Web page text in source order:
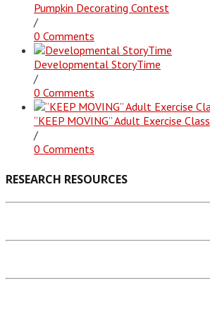
Pumpkin Decorating Contest
/
0 Comments
Developmental StoryTime
/
0 Comments
“KEEP MOVING” Adult Exercise Class
/
0 Comments
RESEARCH RESOURCES